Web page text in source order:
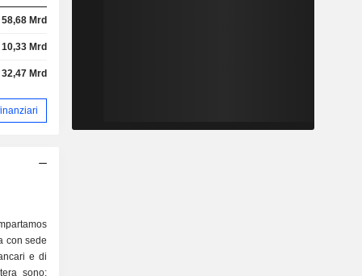
58,68 Mrd
10,33 Mrd
32,47 Mrd
con sede
e di
sono: